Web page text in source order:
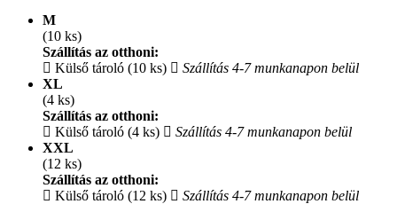
M
(10 ks)
Szállítás az otthoni:
Külső tároló (10 ks)
Szállítás 4-7 munkanapon belül
XL
(4 ks)
Szállítás az otthoni:
Külső tároló (4 ks)
Szállítás 4-7 munkanapon belül
XXL
(12 ks)
Szállítás az otthoni:
Külső tároló (12 ks)
Szállítás 4-7 munkanapon belül